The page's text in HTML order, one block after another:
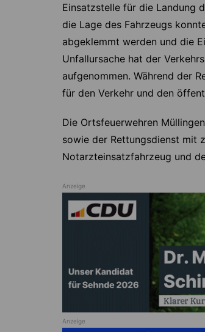
Einsatzstelle für die Landung
die Lage des Fahrzeugs
abgeklemmt werden und die
Unfallursache hat der
aufgenommen. Während der
für den Verkehr und den
Die Ortsfeuerwehren
sowie der Rettungsdienst mit
Notarzteinsatzfahrzeug und
Anzeige
Anzeige